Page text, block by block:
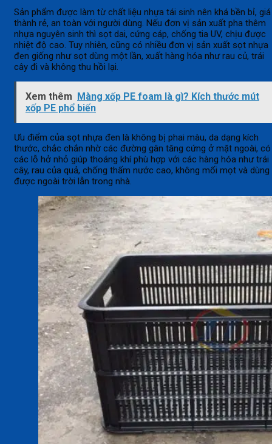
Sản phẩm được làm từ chất liệu nhựa tái sinh nên khá bền bỉ, giá
thành rẻ, an toàn với người dùng. Nếu đơn vị sản xuất pha thêm
nhựa nguyên sinh thì sọt dai, cứng cáp, chống tia UV, chịu được
nhiệt độ cao. Tuy nhiên, cũng có nhiều đơn vị sản xuất sọt nhựa
đen giống như sọt dùng một lần, xuất hàng hóa như rau củ, trái
cây đi và không thu hồi lại.
Xem thêm
Màng xốp PE foam là gì? Kích thước mút
xốp PE phổ biến
Ưu điểm của sọt nhựa đen là không bị phai màu, da dạng kích
thước, chắc chắn nhờ các đường gân tăng cứng ở mặt ngoài, có
các lỗ hở nhỏ giúp thoáng khí phù hợp với các hàng hóa như trái
cây, rau của quả, chống thấm nước cao, không mối mọt và dùng
được ngoài trời lẫn trong nhà.